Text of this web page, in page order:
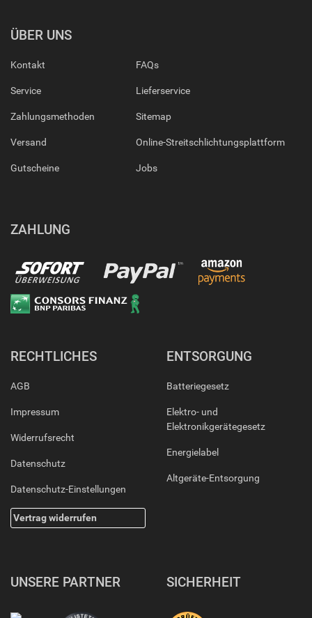
ÜBER UNS
Kontakt
Service
Zahlungsmethoden
Versand
Gutscheine
FAQs
Lieferservice
Sitemap
Online-Streitschlichtungsplattform
Jobs
ZAHLUNG
RECHTLICHES
AGB
Impressum
Widerrufsrecht
Datenschutz
Datenschutz-Einstellungen
Vertrag widerrufen
ENTSORGUNG
Batteriegesetz
Elektro- und
Elektronikgerätegesetz
Energielabel
Altgeräte-Entsorgung
UNSERE PARTNER SICHERHEIT